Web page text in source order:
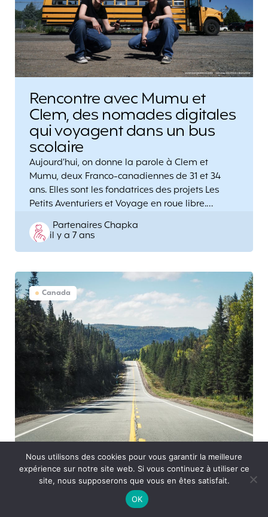
Rencontre avec Mumu et
Clem, des nomades digitales
qui voyagent dans un bus
scolaire
Aujourd’hui, on donne la parole à Clem et
Mumu, deux Franco-canadiennes de 31 et 34
ans. Elles sont les fondatrices des projets Les
Petits Aventuriers et Voyage en roue libre.…
Posted
by
Partenaires Chapka
il y a 7 ans
Canada
5 idées de road-trip dans l’Est
Canadien
Article #vanlife rédigé par Joana et Eric du blog
Nous utilisons des cookies pour vous garantir la meilleure
expérience sur notre site web. Si vous continuez à utiliser ce
site, nous supposerons que vous en êtes satisfait.
OK